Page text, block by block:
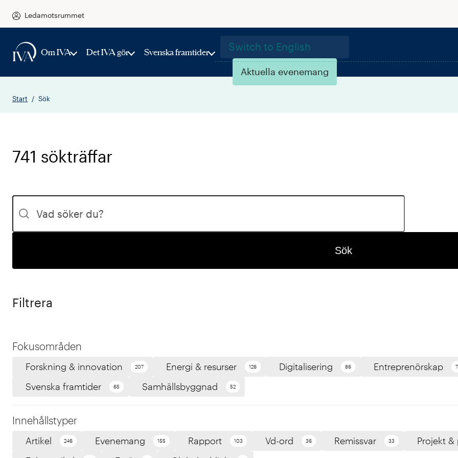
Ledamotsrummet
Om IVA Det IVA gör Svenska framtider Switch to English
Aktuella evenemang
Start Sök
741 sökträffar
Sök
Filtrera
Fokusområden
Forskning & innovation 207 Energi & resurser 126 Digitalisering 86 Entreprenörskap
Svenska framtider 65 Samhällsbyggnad 52
Innehållstyper
Artikel 246 Evenemang 155 Rapport 103 Vd-ord 36 Remissvar 33 Projekt